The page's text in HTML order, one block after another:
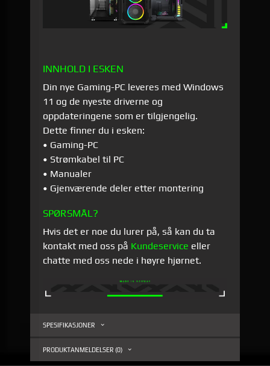
INNHOLD I ESKEN
Din nye Gaming-PC leveres med Windows
11 og de nyeste driverne og
oppdateringene som er tilgjengelig.
Dette finner du i esken:
• Gaming-PC
• Strømkabel til PC
• Manualer
• Gjenværende deler etter montering
SPØRSMÅL?
Hvis det er noe du lurer på, så kan du ta
kontakt med oss på Kundeservice eller
chatte med oss nede i høyre hjørnet.
SPESIFIKASJONER
PRODUKTANMELDELSER (0)